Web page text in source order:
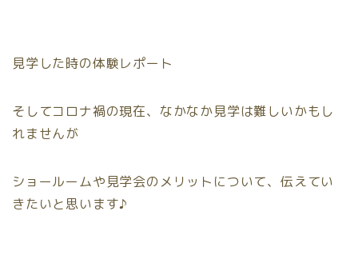
見学した時の体験レポート
そしてコロナ禍の現在、なかなか見学は難しいかもし
れませんが
ショールームや見学会のメリットについて、伝えてい
きたいと思います♪